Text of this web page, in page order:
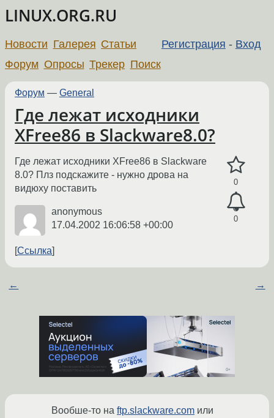
LINUX.ORG.RU
Регистрация - Вход
Новости Галерея Статьи
Форум Опросы Трекер Поиск
Форум — General
Где лежат исходники
XFree86 в Slackware8.0?
0
0
Где лежат исходники XFree86 в Slackware
8.0? Плз подскажите - нужно дрова на
видюху поставить
anonymous
17.04.2002 16:06:58 +00:00
Ссылка
← →
Вообше-то на ftp.slackware.com или